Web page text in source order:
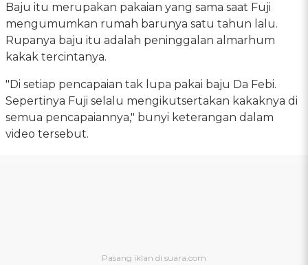
Baju itu merupakan pakaian yang sama saat Fuji
mengumumkan rumah barunya satu tahun lalu.
Rupanya baju itu adalah peninggalan almarhum
kakak tercintanya.
"Di setiap pencapaian tak lupa pakai baju Da Febi.
Sepertinya Fuji selalu mengikutsertakan kakaknya di
semua pencapaiannya," bunyi keterangan dalam
video tersebut.